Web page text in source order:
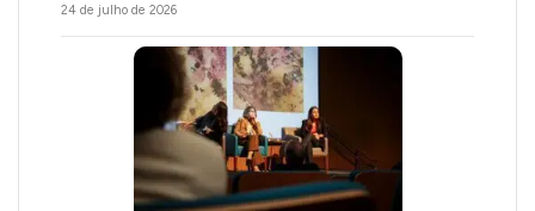
24 de julho de 2026